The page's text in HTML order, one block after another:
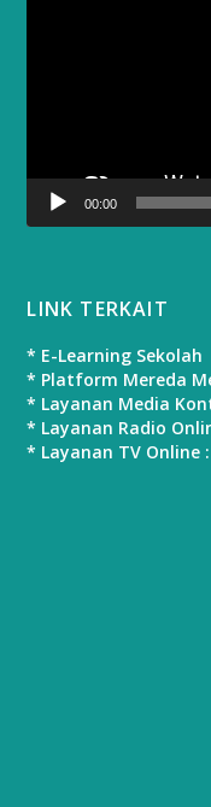
00:00
LINK TERKAIT
* E-Learning Sekolah
* Platform Mereda
* Layanan Media
* Layanan Radio
* Layanan TV Online :